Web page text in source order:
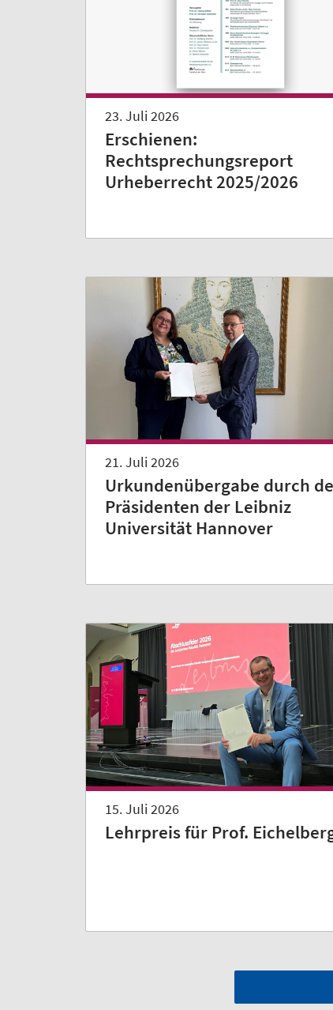
23. Juli 2026
Erschienen:
Rechtsprechungsreport
Urheberrecht 2025/2026
21. Juli 2026
Urkundenübergabe durch
Präsidenten der Leibniz
Universität Hannover
15. Juli 2026
Lehrpreis für Prof.